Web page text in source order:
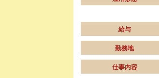
給与
勤務地
仕事内容